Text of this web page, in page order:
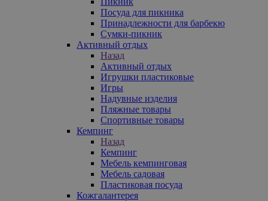
Посуда для пикника
Принадлежности для барбекю
Сумки-пикник
Активный отдых
Назад
Активный отдых
Игрушки пластиковые
Игры
Надувные изделия
Пляжные товары
Спортивные товары
Кемпинг
Назад
Кемпинг
Мебель кемпинговая
Мебель садовая
Пластиковая посуда
Кожгалантерея